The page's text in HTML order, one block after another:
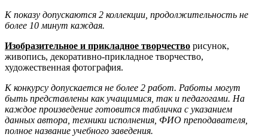
К показу допускаются 2 коллекции, продолжительность не
более 10 минут каждая.
Изобразительное и прикладное творчество рисунок,
живопись, декоративно-прикладное творчество,
художественная фотография.
К конкурсу допускается не более 2 работ. Работы могут
быть представлены как учащимися, так и педагогами. На
каждое произведение готовится табличка с указанием
данных автора, техники исполнения, ФИО преподавателя,
полное название учебного заведения.